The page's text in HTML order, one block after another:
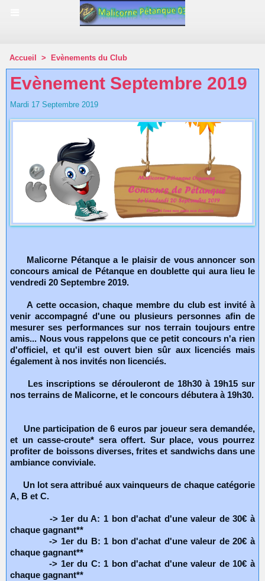
Accueil > Evènements du Club
Evènement Septembre 2019
Mardi 17 Septembre 2019
Malicorne Pétanque a le plaisir de vous annoncer son
concours amical de Pétanque en doublette qui aura lieu le
vendredi 20 Septembre 2019.
A cette occasion, chaque membre du club est invité à
venir accompagné d'une ou plusieurs personnes afin de
mesurer ses performances sur nos terrain toujours entre
amis... Nous vous rappelons que ce petit concours n'a rien
d'officiel, et qu'il est ouvert bien sûr aux licenciés mais
également à nos invités non licenciés.
Les inscriptions se dérouleront de 18h30 à 19h15 sur
nos terrains de Malicorne, et le concours débutera à 19h30.
Une participation de 6 euros par joueur sera demandée,
et un casse-croute* sera offert. Sur place, vous pourrez
profiter de boissons diverses, frites et sandwichs dans une
ambiance conviviale.
Un lot sera attribué aux vainqueurs de chaque catégorie
A, B et C.
-> 1er du A: 1 bon d'achat d'une valeur de 30€ à
chaque gagnant**
-> 1er du B: 1 bon d'achat d'une valeur de 20€ à
chaque gagnant**
-> 1er du C: 1 bon d'achat d'une valeur de 10€ à
chaque gagnant**